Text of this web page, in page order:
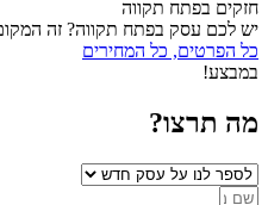
חזקים בפתח תקווה
יש לכם עסק בפתח תקווה? זה
כל הפרטים, כל המחירים
במבצע!
מה תרצו?